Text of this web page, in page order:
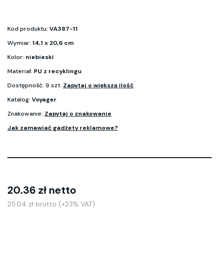
Kod produktu: VA387-11
Wymiar: 14,1 x 20,6 cm
Kolor: niebieski
Materiał: PU z recyklingu
Dostępność: 9 szt. Zapytaj o większą ilość
Katalog: Voyager
Znakowanie: Zapytaj o znakowanie
Jak zamawiać gadżety reklamowe?
20.36 zł netto
25.04 zł brutto (+23% VAT)